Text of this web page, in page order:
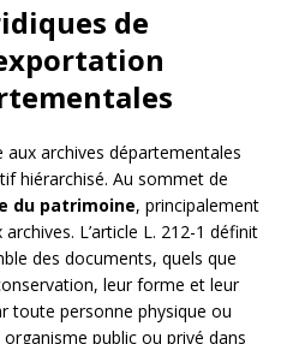
de
archives départementales
hiérarchisé. Au sommet de
du patrimoine, principalement
L’article L. 212-1 définit
des documents, quels que
leur forme et leur
toute personne physique ou
public ou privé dans